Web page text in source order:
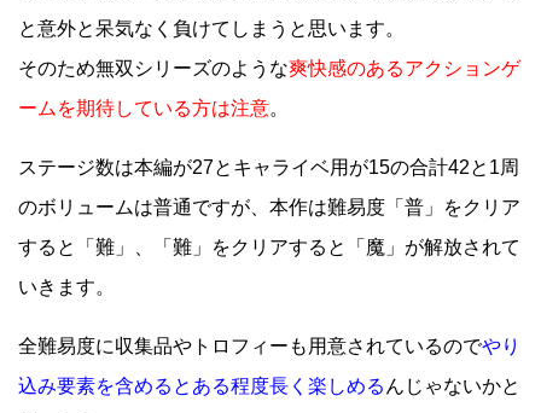
と意外と呆気なく負けてしまうと思います。
そのため無双シリーズのような爽快感のあるアクションゲ
ームを期待している方は注意。
ステージ数は本編が27とキャライベ用が15の合計42と1周
のボリュームは普通ですが、本作は難易度「普」をクリア
すると「難」、「難」をクリアすると「魔」が解放されて
いきます。
全難易度に収集品やトロフィーも用意されているのでやり
込み要素を含めるとある程度長く楽しめる んじゃないかと